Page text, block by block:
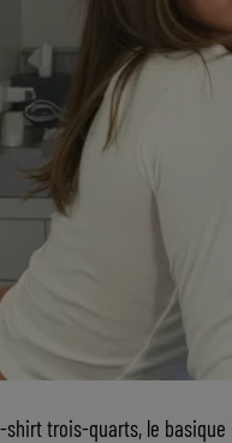
shirt trois-quarts, le